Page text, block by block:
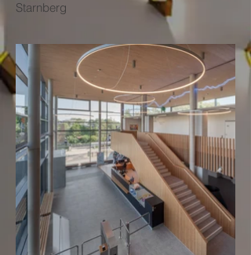
Starnberg